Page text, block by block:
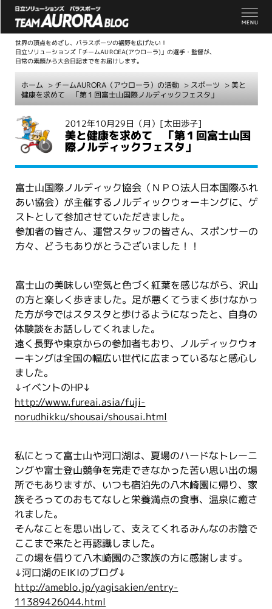
世界の頂点をめざし、パラスポーツの裾野を広げたい！
日立ソリューションズ「チームAUROEA(アウローラ)」の選手・監督が、
日常の素顔から大会日記までをお届けします。
ホーム > チームAURORA（アウローラ）の活動 > スポーツ > 美と
健康を求めて 「第１回富士山国際ノルディックフェスタ」
2012年10月29日（月） [太田渉子]
美と健康を求めて 「第１回富士山国
際ノルディックフェスタ」
富士山国際ノルディック協会（ＮＰＯ法人日本国際ふれ
あい協会）が主催するノルディックウォーキングに、ゲ
ストとして参加させていただきました。
参加者の皆さん、運営スタッフの皆さん、スポンサーの
方々、どうもありがとうございました！！
富士山の美味しい空気と色づく紅葉を感じながら、沢山
の方と楽しく歩きました。足が悪くてうまく歩けなかっ
た方が今ではスタスタと歩けるようになったと、自身の
体験談をお話ししてくれました。
遠く長野や東京からの参加者もおり、ノルディックウォ
ーキングは全国の幅広い世代に広まっているなと感心し
ました。
↓イベントのHP↓
http://www.fureai.asia/fuji-
norudhikku/shousai/shousai.html
私にとって富士山や河口湖は、夏場のハードなトレーニ
ングや富士登山競争を完走できなかった苦い思い出の場
所でもありますが、いつも宿泊先の八木崎園に帰り、家
族そろってのおもてなしと栄養満点の食事、温泉に癒さ
れました。
そんなことを思い出して、支えてくれるみんなのお陰で
ここまで来たと再認識しました。
この場を借りて八木崎園のご家族の方に感謝します。
↓河口湖のEIKIのブログ↓
http://ameblo.jp/yagisakien/entry-
11389426044.html